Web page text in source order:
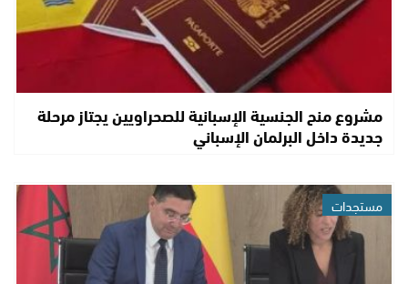
مشروع منح الجنسية الإسبانية للصحراويين يجتاز مرحلة
جديدة داخل البرلمان الإسباني
مستجدات